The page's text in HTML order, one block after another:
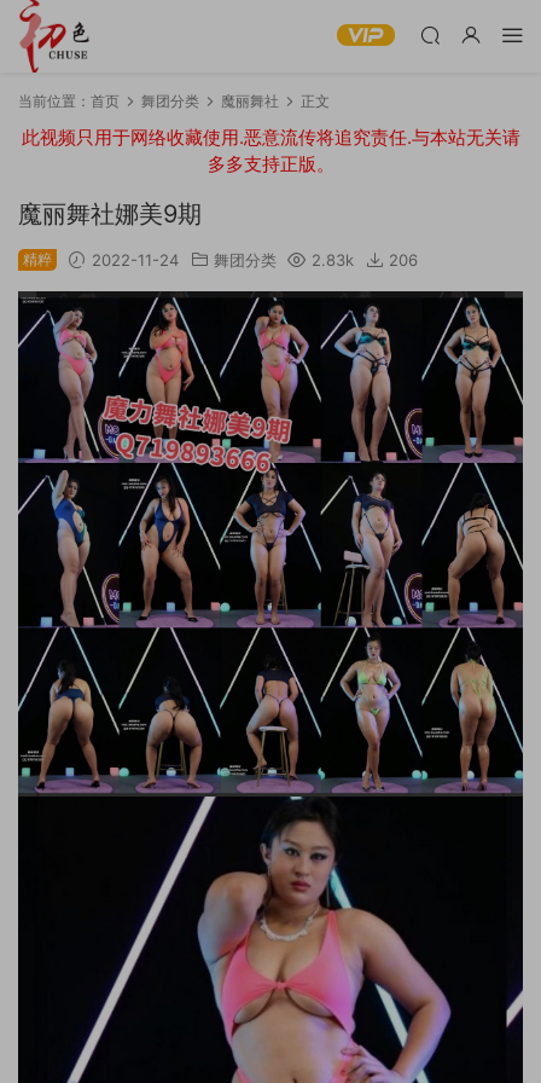
当前位置： 首页 舞团分类 魔丽舞社 正文
此视频只用于网络收藏使用.恶意流传将追究责任.与本站无关请
多多支持正版。
魔丽舞社娜美9期
精粹 2022-11-24 舞团分类 2.83k 206